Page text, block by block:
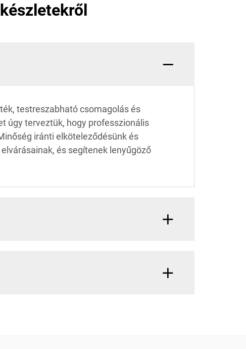
testreszabható csomagolás és
úgy terveztük, hogy professzionális
iránti elköteleződésünk és
és segítenek lenyűgöző